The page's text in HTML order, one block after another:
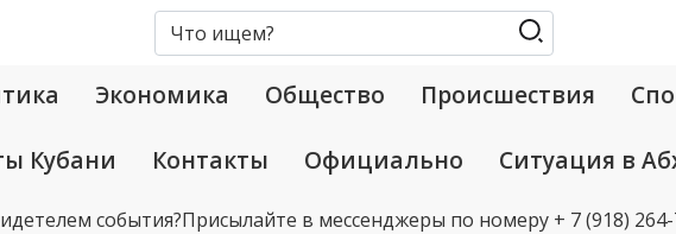
Экономика Общество Происшествия
Кубани Контакты Официально Ситуация в
события?Присылайте в мессенджеры по номеру + 7 (918)